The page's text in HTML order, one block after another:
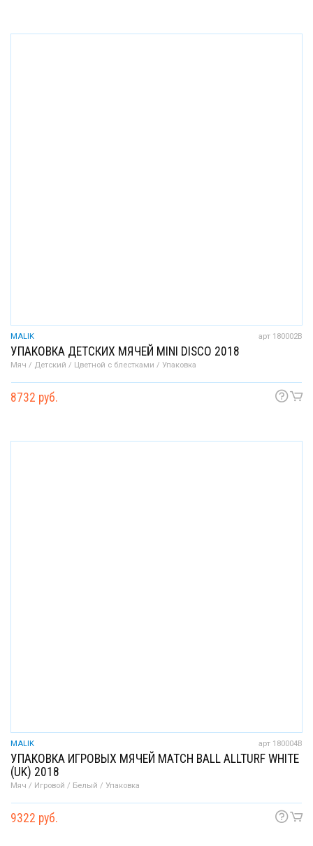
MALIK арт 180002B
УПАКОВКА ДЕТСКИХ МЯЧЕЙ MINI DISCO 2018
Мяч / Детский / Цветной с блестками / Упаковка
8732 руб.
MALIK арт 180004B
УПАКОВКА ИГРОВЫХ МЯЧЕЙ MATCH BALL ALLTURF WHITE
(UK) 2018
Мяч / Игровой / Белый / Упаковка
9322 руб.